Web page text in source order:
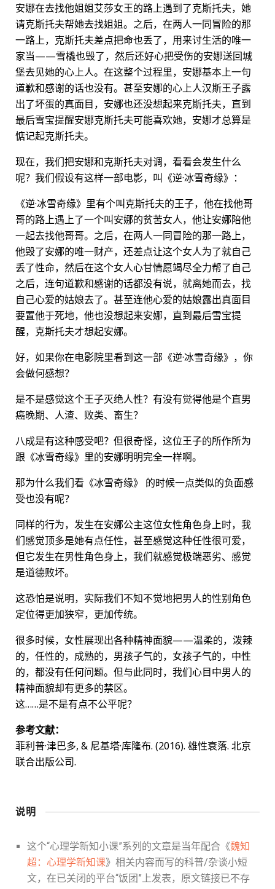
安娜在去找他姐姐艾莎女王的路上遇到了克斯托夫，她
请克斯托夫帮她去找姐姐。之后，在两人一同冒险的那
一路上，克斯托夫差点把命也丢了，用来讨生活的唯一
家当——雪橇也毁了，然后还好心把受伤的安娜送回城
堡去见她的心上人。在这整个过程里，安娜基本上一句
道歉和感谢的话也没有。甚至安娜的心上人汉斯王子露
出了坏蛋的真面目，安娜也还没想起来克斯托夫，直到
最后雪宝提醒安娜克斯托夫可能喜欢她，安娜才总算是
惦记起克斯托夫。
现在，我们把安娜和克斯托夫对调，看看会发生什么
呢？我们假设有这样一部电影，叫《逆·冰雪奇缘》：
《逆·冰雪奇缘》里有个叫克斯托夫的王子，他在找他哥
哥的路上遇上了一个叫安娜的贫苦女人，他让安娜陪他
一起去找他哥哥。之后，在两人一同冒险的那一路上，
他毁了安娜的唯一财产，还差点让这个女人为了就自己
丢了性命，然后在这个女人心甘情愿竭尽全力帮了自己
之后，连句道歉和感谢的话都没有说，就离她而去，找
自己心爱的姑娘去了。甚至连他心爱的姑娘露出真面目
要置他于死地，他也没想起来安娜，直到最后雪宝提
醒，克斯托夫才想起安娜。
好，如果你在电影院里看到这一部《逆·冰雪奇缘》，你
会做何感想？
是不是感觉这个王子灭绝人性？有没有觉得他是个直男
癌晚期、人渣、败类、畜生？
八成是有这种感受吧？但很奇怪，这位王子的所作所为
跟《冰雪奇缘》里的安娜明明完全一样啊。
那为什么我们看《冰雪奇缘》 的时候一点类似的负面感
受也没有呢？
同样的行为，发生在安娜公主这位女性角色身上时，我
们感觉顶多是她有点任性，甚至感觉这种任性很可爱，
但它发生在男性角色身上，我们就感觉极端恶劣、感觉
是道德败坏。
这恐怕是说明，实际我们不知不觉地把男人的性别角色
定位得更加狭窄，更加传统。
很多时候，女性展现出各种精神面貌——温柔的，泼辣
的，任性的，成熟的，男孩子气的，女孩子气的，中性
的，都没有任何问题。但与此同时，我们心目中男人的
精神面貌却有更多的禁区。
这……是不是有点不公平呢？
参考文献：
菲利普·津巴多, & 尼基塔·库隆布. (2016). 雄性衰落. 北京
联合出版公司.
说明
这个“心理学新知小课”系列的文章是当年配合《魏知
超：心理学新知课》相关内容而写的科普/杂谈小短
文，在已关闭的平台“饭团”上发表，原文链接已不存